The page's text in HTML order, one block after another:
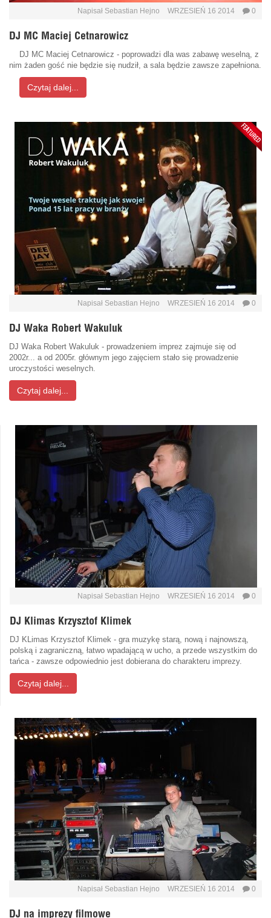
Napisał Sebastian Hejno WRZESIEŃ 16 2014 0
DJ MC Maciej Cetnarowicz
DJ MC Maciej Cetnarowicz - poprowadzi dla was zabawę weselną, z
nim żaden gość nie będzie się nudził, a sala będzie zawsze zapełniona.
Czytaj dalej...
Napisał Sebastian Hejno WRZESIEŃ 16 2014 0
DJ Waka Robert Wakuluk
DJ Waka Robert Wakuluk - prowadzeniem imprez zajmuje się od
2002r... a od 2005r. głównym jego zajęciem stało się prowadzenie
uroczystości weselnych.
Czytaj dalej...
Napisał Sebastian Hejno WRZESIEŃ 16 2014 0
DJ Klimas Krzysztof Klimek
DJ KLimas Krzysztof Klimek - gra muzykę starą, nową i najnowszą,
polską i zagraniczną, łatwo wpadającą w ucho, a przede wszystkim do
tańca - zawsze odpowiednio jest dobierana do charakteru imprezy.
Czytaj dalej...
Napisał Sebastian Hejno WRZESIEŃ 16 2014 0
DJ na imprezy filmowe